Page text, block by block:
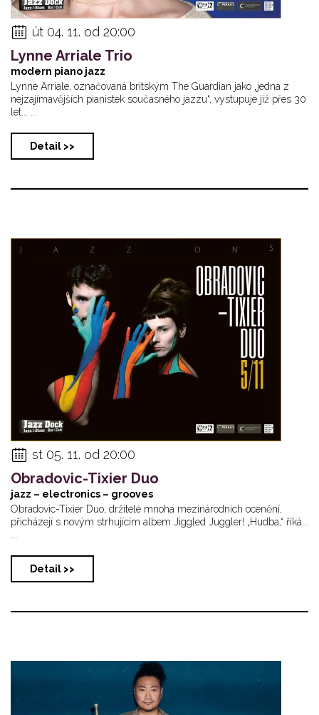
út 04. 11. od 20:00
Lynne Arriale Trio
modern piano jazz
Lynne Arriale, označovaná britským The Guardian jako „jedna z
nejzajímavějších pianistek současného jazzu“, vystupuje již přes 30
let... ...
Detail >>
st 05. 11. od 20:00
Obradovic-Tixier Duo
jazz – electronics – grooves
Obradovic-Tixier Duo, držitelé mnoha mezinárodních ocenění,
přicházejí s novým strhujícím albem Jiggled Juggler! „Hudba,“ říká...
Detail >>